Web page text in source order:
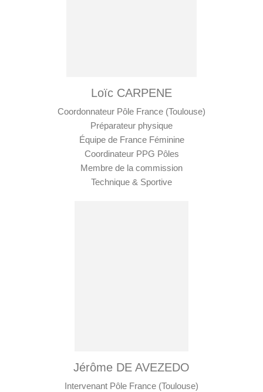
Loïc CARPENE
Coordonnateur Pôle France (Toulouse)
Préparateur physique
Équipe de France Féminine
Coordinateur PPG Pôles
Membre de la commission
Technique & Sportive
Jérôme DE AVEZEDO
Intervenant Pôle France (Toulouse)